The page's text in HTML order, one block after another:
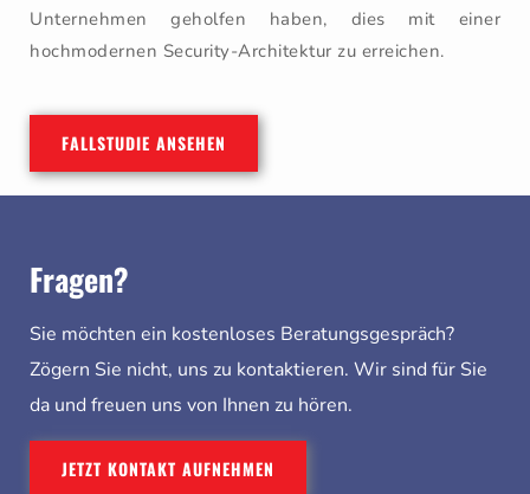
Unternehmen geholfen haben, dies mit einer
hochmodernen Security-Architektur zu erreichen.
FALLSTUDIE ANSEHEN
Fragen?
Sie möchten ein kostenloses Beratungsgespräch?
Zögern Sie nicht, uns zu kontaktieren. Wir sind für Sie
da und freuen uns von Ihnen zu hören.
JETZT KONTAKT AUFNEHMEN